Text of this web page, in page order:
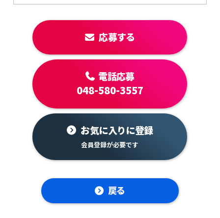
応募する
電話応募
048-580-3557
お気に入りに登録
戻る